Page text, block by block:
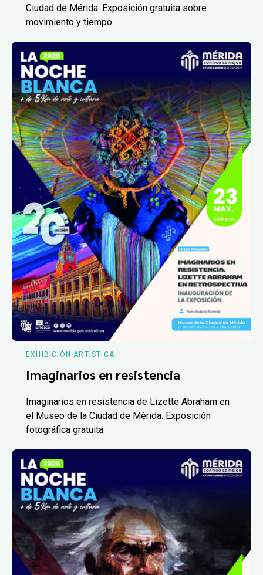
Ciudad de Mérida. Exposición gratuita sobre
movimiento y tiempo.
EXHIBICIÓN ARTÍSTICA
Imaginarios en resistencia
Imaginarios en resistencia de Lizette Abraham en
el Museo de la Ciudad de Mérida. Exposición
fotográfica gratuita.